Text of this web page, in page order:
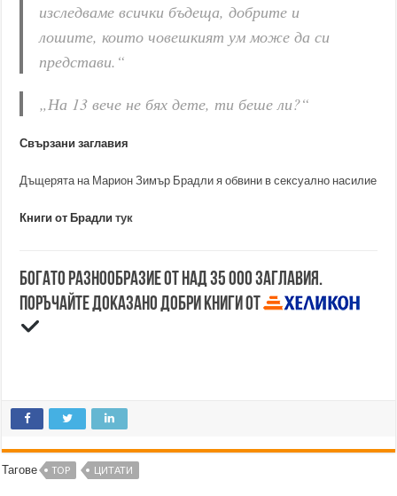
изследваме всички бъдеща, добрите и
лошите, които човешкият ум може да си
представи.“
„На 13 вече не бях дете, ти беше ли?“
Свързани заглавия
Дъщерята на Марион Зимър Брадли я обвини в сексуално насилие
Книги от Брадлитук
Богато разнообразие от над 35 000 заглавия.
Поръчайте доказано добри книги от
Тагове TOP ЦИТАТИ